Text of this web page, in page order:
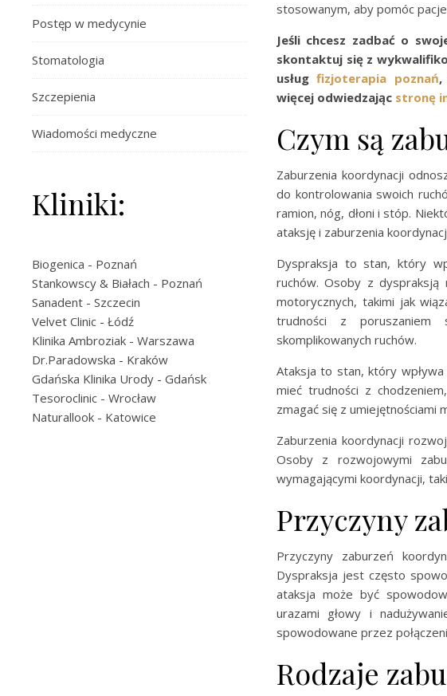
Postęp w medycynie
Stomatologia
Szczepienia
Wiadomości medyczne
Kliniki:
Biogenica - Poznań
Stankowscy & Białach - Poznań
Sanadent - Szczecin
Velvet Clinic - Łódź
Klinika Ambroziak - Warszawa
Dr.Paradowska - Kraków
Gdańska Klinika Urody - Gdańsk
Tesoroclinic - Wrocław
Naturallook - Katowice
stosowanym, aby pomóc
Jeśli chcesz zadbać o
skontaktuj się z
usługfizjoterapia poznań,
więcej odwiedzając stronę
Czym są
Zaburzenia koordynacji
do kontrolowania swoich
ramion, nóg, dłoni i stóp.
ataksję i zaburzenia
Dyspraksja to stan, który
ruchów. Osoby z dyspraksją
motorycznych, takimi jak
trudności z poruszaniem
skomplikowanych ruchów.
Ataksja to stan, który
mieć trudności z
zmagać się z umiejętnościami
Zaburzenia koordynacji
Osoby z rozwojowymi
wymagającymi koordynacji,
Przyczyny
Przyczyny zaburzeń
Dyspraksja jest często
ataksja może być
urazami głowy i
spowodowane przez
Rodzaje